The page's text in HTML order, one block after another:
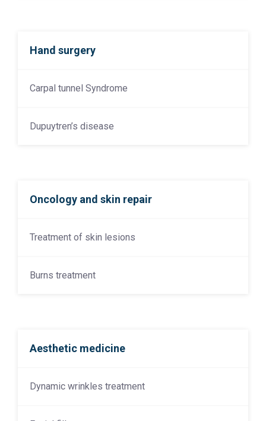
Hand surgery
Carpal tunnel Syndrome
Dupuytren’s disease
Oncology and skin repair
Treatment of skin lesions
Burns treatment
Aesthetic medicine
Dynamic wrinkles treatment